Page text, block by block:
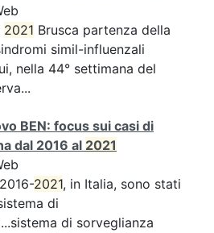
2021 Brusca partenza della
simil-influenzali
nella 44° settimana del
BEN: focus sui casi di
dal 2016 al 2021
2021, in Italia, sono stati
di
di sorveglianza